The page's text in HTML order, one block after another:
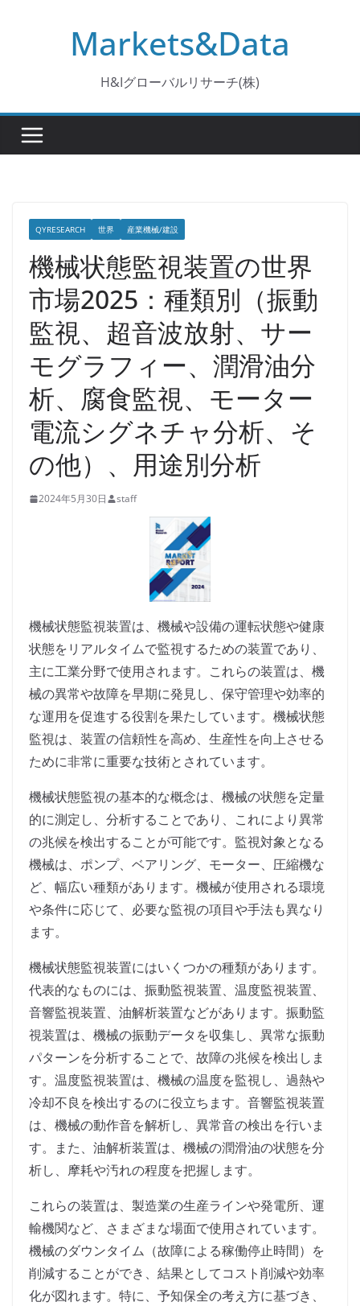
Markets&Data
H&Iグローバルリサーチ(株)
QYRESEARCH 世界 産業機械/建設
機械状態監視装置の世界
市場2025：種類別（振動
監視、超音波放射、サー
モグラフィー、潤滑油分
析、腐食監視、モーター
電流シグネチャ分析、そ
の他）、用途別分析
2024年5月30日 staff
機械状態監視装置は、機械や設備の運転状態や健康
状態をリアルタイムで監視するための装置であり、
主に工業分野で使用されます。これらの装置は、機
械の異常や故障を早期に発見し、保守管理や効率的
な運用を促進する役割を果たしています。機械状態
監視は、装置の信頼性を高め、生産性を向上させる
ために非常に重要な技術とされています。
機械状態監視の基本的な概念は、機械の状態を定量
的に測定し、分析することであり、これにより異常
の兆候を検出することが可能です。監視対象となる
機械は、ポンプ、ベアリング、モーター、圧縮機な
ど、幅広い種類があります。機械が使用される環境
や条件に応じて、必要な監視の項目や手法も異なり
ます。
機械状態監視装置にはいくつかの種類があります。
代表的なものには、振動監視装置、温度監視装置、
音響監視装置、油解析装置などがあります。振動監
視装置は、機械の振動データを収集し、異常な振動
パターンを分析することで、故障の兆候を検出しま
す。温度監視装置は、機械の温度を監視し、過熱や
冷却不良を検出するのに役立ちます。音響監視装置
は、機械の動作音を解析し、異常音の検出を行いま
す。また、油解析装置は、機械の潤滑油の状態を分
析し、摩耗や汚れの程度を把握します。
これらの装置は、製造業の生産ラインや発電所、運
輸機関など、さまざまな場面で使用されています。
機械のダウンタイム（故障による稼働停止時間）を
削減することができ、結果としてコスト削減や効率
化が図れます。特に、予知保全の考え方に基づき、